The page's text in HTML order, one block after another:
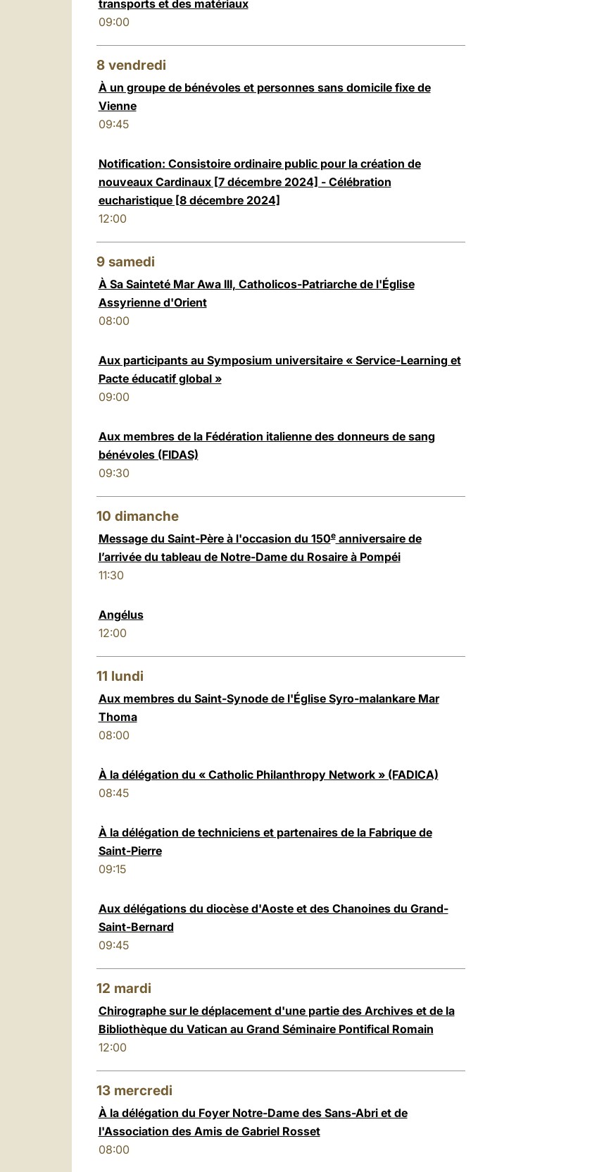
transports et des matériaux
09:00
8 vendredi
À un groupe de bénévoles et personnes sans domicile fixe de
Vienne
09:45
Notification: Consistoire ordinaire public pour la création de
nouveaux Cardinaux [7 décembre 2024] - Célébration
eucharistique [8 décembre 2024]
12:00
9 samedi
À Sa Sainteté Mar Awa III, Catholicos-Patriarche de l'Église
Assyrienne d'Orient
08:00
Aux participants au Symposium universitaire « Service-Learning et
Pacte éducatif global »
09:00
Aux membres de la Fédération italienne des donneurs de sang
bénévoles (FIDAS)
09:30
10 dimanche
Message du Saint-Père à l'occasion du 150eanniversaire de
l’arrivée du tableau de Notre-Dame du Rosaire à Pompéi
11:30
Angélus
12:00
11 lundi
Aux membres du Saint-Synode de l'Église Syro-malankare Mar
Thoma
08:00
À la délégation du « Catholic Philanthropy Network » (FADICA)
08:45
À la délégation de techniciens et partenaires de la Fabrique de
Saint-Pierre
09:15
Aux délégations du diocèse d'Aoste et des Chanoines du Grand-
Saint-Bernard
09:45
12 mardi
Chirographe sur le déplacement d'une partie des Archives et de la
Bibliothèque du Vatican au Grand Séminaire Pontifical Romain
12:00
13 mercredi
À la délégation du Foyer Notre-Dame des Sans-Abri et de
l'Association des Amis de Gabriel Rosset
08:00